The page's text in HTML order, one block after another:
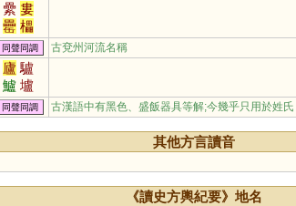
纍 婁
罍 櫑
蘲 藘
同聲同調 古兗州河流名稱
廬 驢
鱸 壚
簩 攎
蟧 僗
同聲同調 古漢語中有黑色、盛飯器具等解;今幾乎只用於姓氏
其他方言讀音
《讀史方輿紀要》地名